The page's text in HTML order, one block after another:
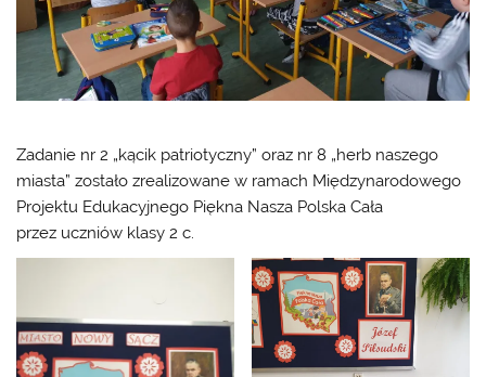
Zadanie nr 2 „kącik patriotyczny” oraz nr 8 „herb naszego
miasta” zostało zrealizowane w ramach Międzynarodowego
Projektu Edukacyjnego Piękna Nasza Polska Cała
przez uczniów klasy 2 c.